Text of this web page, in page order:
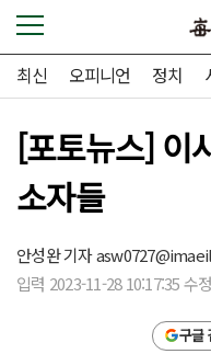
최신 오피니언 정치
[포토뉴스] 이
소자들
안성완 기자
입력 2023-11-28 10:17:35 수
구글